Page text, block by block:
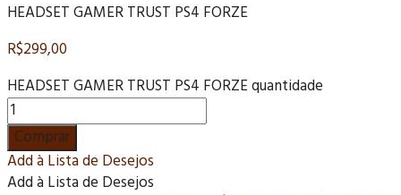
HEADSET GAMER TRUST PS4 FORZE
R$299,00
HEADSET GAMER TRUST PS4 FORZE quantidade
Comprar
Add à Lista de Desejos
Add à Lista de Desejos